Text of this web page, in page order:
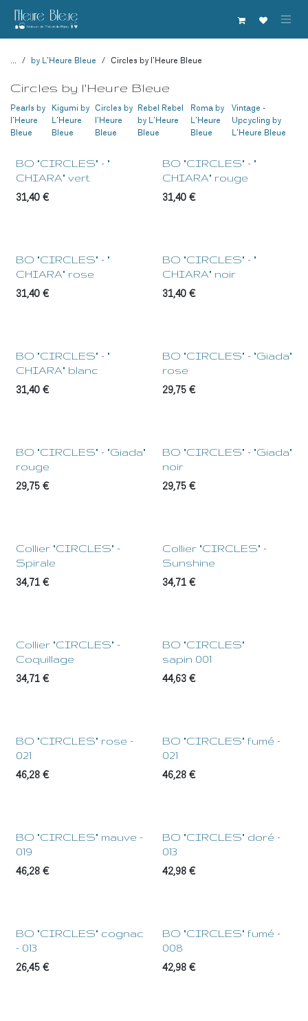
Se rendre au contenu
... by L'Heure Bleue Circles by l'Heure Bleue
Circles by l'Heure Bleue
Pearls by
l'Heure
Bleue
Kigumi by
L'Heure
Bleue
Circles by
l'Heure
Bleue
Rebel Rebel
by L'Heure
Bleue
Roma by
L'Heure
Bleue
Vintage -
Upcycling by
L'Heure Bleue
BO "CIRCLES" - "
CHIARA" vert
31,40€
BO "CIRCLES" - "
CHIARA" rouge
31,40€
BO "CIRCLES" - "
CHIARA" rose
31,40€
BO "CIRCLES" - "
CHIARA" noir
31,40€
BO "CIRCLES" - "
CHIARA" blanc
31,40€
BO "CIRCLES" - "Giada"
rose
29,75€
BO "CIRCLES" - "Giada"
rouge
29,75€
BO "CIRCLES" - "Giada"
noir
29,75€
Collier "CIRCLES" -
Spirale
34,71€
Collier "CIRCLES" -
Sunshine
34,71€
Collier "CIRCLES" -
Coquillage
34,71€
BO "CIRCLES"
sapin 001
44,63€
BO "CIRCLES" rose -
021
46,28€
BO "CIRCLES" fumé -
021
46,28€
BO "CIRCLES" mauve -
019
46,28€
BO "CIRCLES" doré -
013
42,98€
BO "CIRCLES" cognac
- 013
26,45€
BO "CIRCLES" fumé -
008
42,98€